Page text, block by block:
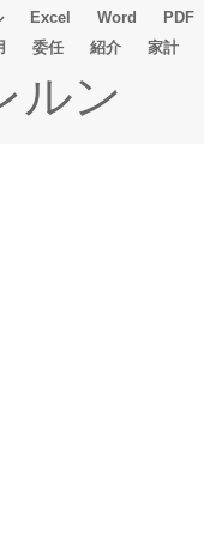
Excel Word PDF
委任 紹介 家計
ルン